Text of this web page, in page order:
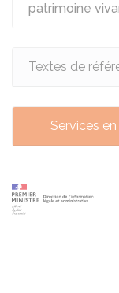
patrimoine
Textes de
Services